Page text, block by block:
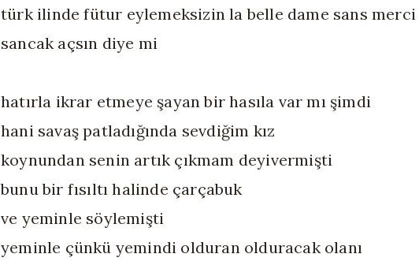
türk ilinde fütur eylemeksizin la belle dame sans merci
sancak açsın diye mi
hatırla ikrar etmeye şayan bir hasıla var mı şimdi
hani savaş patladığında sevdiğim kız
koynundan senin artık çıkmam deyivermişti
bunu bir fısıltı halinde çarçabuk
ve yeminle söylemişti
yeminle çünkü yemindi olduran olduracak olanı